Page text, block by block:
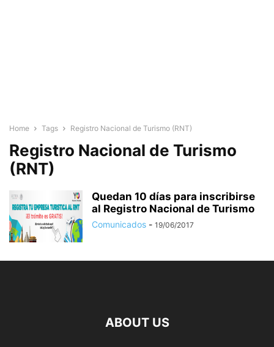
Home Tags Registro Nacional de Turismo (RNT)
Registro Nacional de Turismo
(RNT)
Quedan 10 días para inscribirse
al Registro Nacional de Turismo
Comunicados - 19/06/2017
ABOUT US